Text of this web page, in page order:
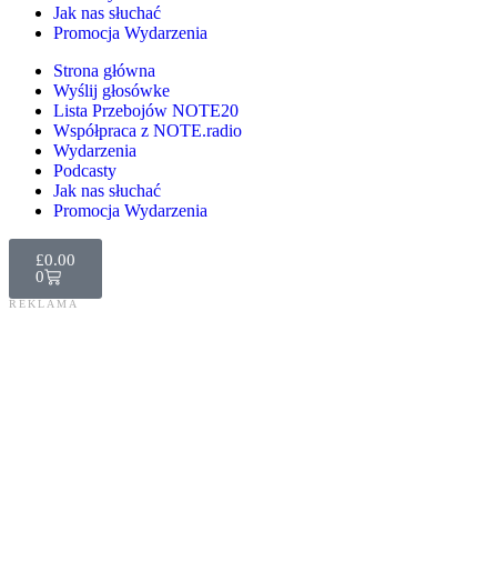
Jak nas słuchać
Promocja Wydarzenia
Strona główna
Wyślij głosówke
Lista Przebojów NOTE20
Współpraca z NOTE.radio
Wydarzenia
Podcasty
Jak nas słuchać
Promocja Wydarzenia
£0.00
0